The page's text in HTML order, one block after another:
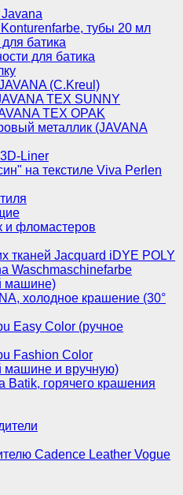
тубы 20 мл
батика
для батика
(C.Kreul)
TEX SUNNY
TEX OPAK
металлик (JAVANA
Liner
на текстиле Viva Perlen
и фломастеров
тканей Jacquard iDYE POLY
Waschmaschinefarbe
машине)
холодное крашение (30°
Easy Color (ручное
Fashion Color
машине и вручную)
Batik, горячего крашения
Cadence Leather Vogue